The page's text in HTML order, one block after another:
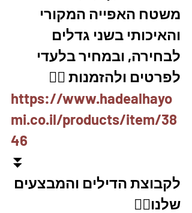
משטח האפייה המקורי
והאיכותי בשני גדלים
לבחירה, ובמחיר בלעדי
לפרטים ולהזמנות 👇🏼
https://www.hadealhayo
mi.co.il/products/item/38
46
⏬
לקבוצת הדילים והמבצעים
שלנו👇🏽